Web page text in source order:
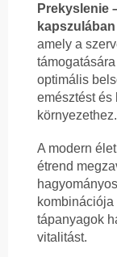
Prekyslenie
kapszulában
amely a
optimális
emésztést és
környezethez.
A modern
étrend
tápanyagok
vitalitást.